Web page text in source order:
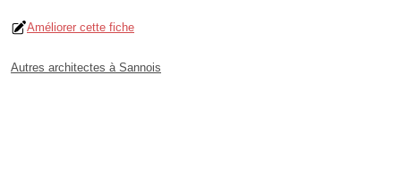
Améliorer cette fiche
Autres architectes à Sannois